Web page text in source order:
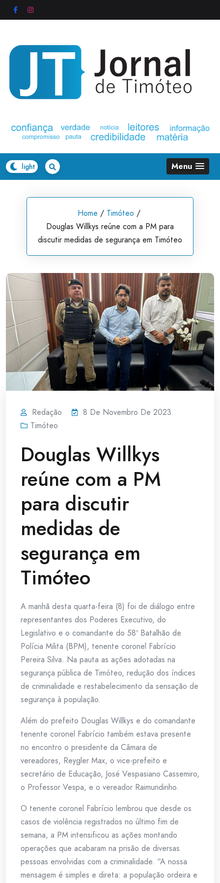
to
Menu
Home / Timóteo /
Douglas Willkys reúne com a PM para
discutir medidas de segurança em Timóteo
Redação
8 De Novembro De 2023
Timóteo
Douglas Willkys
reúne com a PM
para discutir
medidas de
segurança em
Timóteo
A manhã desta quarta-feira (8) foi de diálogo entre
representantes dos Poderes Executivo, do
Legislativo e o comandante do 58º Batalhão de
Polícia Milita (BPM), tenente coronel Fabrício
Pereira Silva. Na pauta as ações adotadas na
segurança pública de Timóteo, redução dos índices
de criminalidade e restabelecimento da sensação de
segurança à população.
Além do prefeito Douglas Willkys e do comandante
tenente coronel Fabrício também estava presente
no encontro o presidente da Câmara de
vereadores, Reygler Max, o vice-prefeito e
secretário de Educação, José Vespasiano Cassemiro,
o Professor Vespa, e o vereador Raimundinho.
O tenente coronel Fabrício lembrou que desde os
casos de violência registrados no último fim de
semana, a PM intensificou as ações montando
operações que acabaram na prisão de diversas
pessoas envolvidas com a criminalidade. “A nossa
mensagem é simples e direta: a população ordeira e